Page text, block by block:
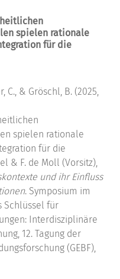
spielen rationale
für die
C., & Gröschl, B. (2025,
spielen rationale
für die
& F. de Moll (Vorsitz),
und ihr Einfluss
. Symposium im
Schlüssel für
Interdisziplinäre
12. Tagung der
(GEBF),